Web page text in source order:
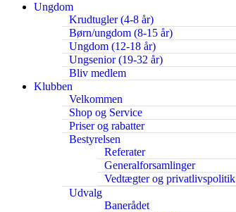
Ungdom
Krudtugler (4-8 år)
Børn/ungdom (8-15 år)
Ungdom (12-18 år)
Ungsenior (19-32 år)
Bliv medlem
Klubben
Velkommen
Shop og Service
Priser og rabatter
Bestyrelsen
Referater
Generalforsamlinger
Vedtægter og privatlivspolitik
Udvalg
Banerådet